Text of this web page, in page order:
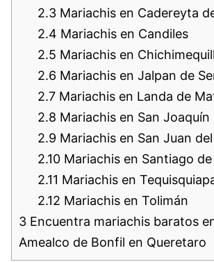
2.3 Mariachis en Cadereyta
2.4 Mariachis en Candiles
2.5 Mariachis en
2.6 Mariachis en Jalpan de
2.7 Mariachis en Landa de
2.8 Mariachis en San Joaquín
2.9 Mariachis en San Juan
2.10 Mariachis en Santiago
2.11 Mariachis en
2.12 Mariachis en Tolimán
3 Encuentra mariachis baratos
Amealco de Bonfil en Queretaro